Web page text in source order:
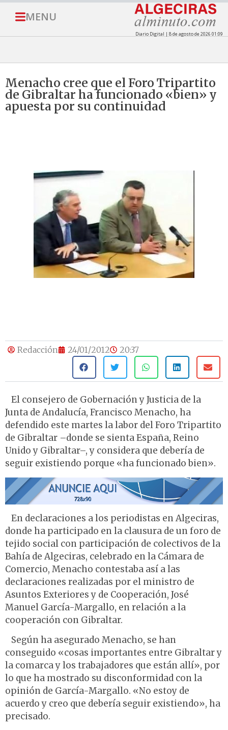
MENU
Diario Digital | 8 de agosto de 2026 01:09
Menacho cree que el Foro Tripartito
de Gibraltar ha funcionado «bien» y
apuesta por su continuidad
Redacción 24/01/2012 20:37
El consejero de Gobernación y Justicia de la
Junta de Andalucía, Francisco Menacho, ha
defendido este martes la labor del Foro Tripartito
de Gibraltar –donde se sienta España, Reino
Unido y Gibraltar–, y considera que debería de
seguir existiendo porque «ha funcionado bien».
En declaraciones a los periodistas en Algeciras,
donde ha participado en la clausura de un foro de
tejido social con participación de colectivos de la
Bahía de Algeciras, celebrado en la Cámara de
Comercio, Menacho contestaba así a las
declaraciones realizadas por el ministro de
Asuntos Exteriores y de Cooperación, José
Manuel García-Margallo, en relación a la
cooperación con Gibraltar.
Según ha asegurado Menacho, se han
conseguido «cosas importantes entre Gibraltar y
la comarca y los trabajadores que están allí», por
lo que ha mostrado su disconformidad con la
opinión de García-Margallo. «No estoy de
acuerdo y creo que debería seguir existiendo», ha
precisado.